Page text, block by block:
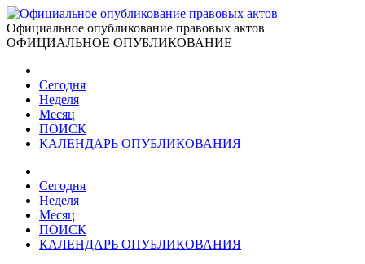
Официальное опубликование правовых актов
ОФИЦИАЛЬНОЕ ОПУБЛИКОВАНИЕ
Сегодня
Неделя
Месяц
ПОИСК
КАЛЕНДАРЬ ОПУБЛИКОВАНИЯ
Сегодня
Неделя
Месяц
ПОИСК
КАЛЕНДАРЬ ОПУБЛИКОВАНИЯ